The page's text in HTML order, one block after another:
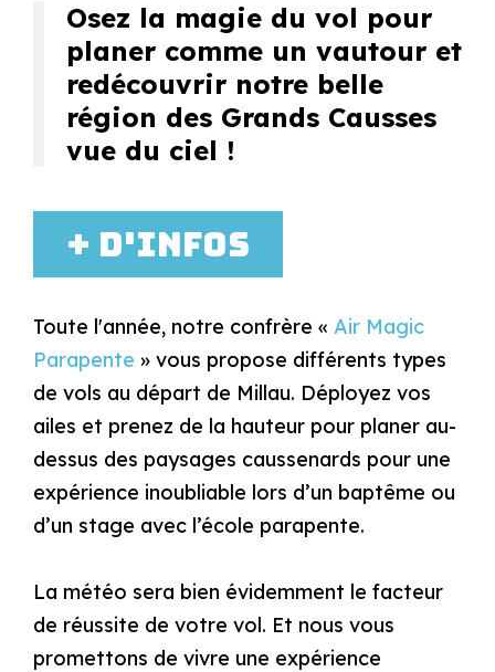
Osez la magie du vol pour
planer comme un vautour et
redécouvrir notre belle
région des Grands Causses
vue du ciel !
+ d'infos
Toute l'année, notre confrère « Air Magic
Parapente » vous propose différents types
de vols au départ de Millau. Déployez vos
ailes et prenez de la hauteur pour planer au-
dessus des paysages caussenards pour une
expérience inoubliable lors d’un baptême ou
d’un stage avec l’école parapente.
La météo sera bien évidemment le facteur
de réussite de votre vol. Et nous vous
promettons de vivre une expérience